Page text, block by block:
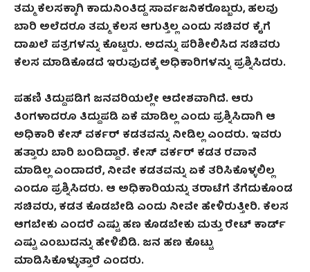
ತಮ್ಮ ಕೆಲಸಕ್ಕಾಗಿ ಕಾದುನಿಂತಿದ್ದ ಸಾರ್ವಜನಿಕರೊಬ್ಬರು, ಹಲವು
ಬಾರಿ ಅಲೆದರೂ ತಮ್ಮ ಕೆಲಸ ಆಗುತ್ತಿಲ್ಲ ಎಂದು ಸಚಿವರ ಕೈಗೆ
ದಾಖಲೆ ಪತ್ರಗಳನ್ನು ಕೊಟ್ಟರು. ಅದನ್ನು ಪರಿಶೀಲಿಸಿದ ಸಚಿವರು
ಕೆಲಸ ಮಾಡಿಕೊಡದೆ ಇರುವುದಕ್ಕೆ ಅಧಿಕಾರಿಗಳನ್ನು ಪ್ರಶ್ನಿಸಿದರು.
ಪಹಣಿ ತಿದ್ದುಪಡಿಗೆ ಜನವರಿಯಲ್ಲೇ ಆದೇಶವಾಗಿದೆ. ಆರು
ತಿಂಗಳಾದರೂ ತಿದ್ದುಪಡಿ ಏಕೆ ಮಾಡಿಲ್ಲ ಎಂದು ಪ್ರಶ್ನಿಸಿದಾಗಿ ಆ
ಅಧಿಕಾರಿ ಕೇಸ್ ವರ್ಕರ್ ಕಡತವನ್ನು ನೀಡಿಲ್ಲ ಎಂದರು. ಇವರು
ಹತ್ತಾರು ಬಾರಿ ಬಂದಿದ್ದಾರೆ. ಕೇಸ್ ವರ್ಕರ್ ಕಡತ ರವಾನೆ
ಮಾಡಿಲ್ಲ ಎಂದಾದರೆ, ನೀವೇ ಕಡತವನ್ನು ಏಕೆ ತರಿಸಿಕೊಳ್ಳಲಿಲ್ಲ
ಎಂದೂ ಪ್ರಶ್ನಿಸಿದರು. ಆ ಅಧಿಕಾರಿಯನ್ನು ತರಾಟೆಗೆ ತೆಗೆದುಕೊಂಡ
ಸಚಿವರು, ಕಡತ ಕೊಡಬೇಡಿ ಎಂದು ನೀವೇ ಹೇಳಿರುತ್ತೀರಿ. ಕೆಲಸ
ಆಗಬೇಕು ಎಂದರೆ ಎಷ್ಟು ಹಣ ಕೊಡಬೇಕು ಮತ್ತು ರೇಟ್ ಕಾರ್ಡ್
ಎಷ್ಟು ಎಂಬುದನ್ನು ಹೇಳಿಬಿಡಿ. ಜನ ಹಣ ಕೊಟ್ಟು
ಮಾಡಿಸಿಕೊಳ್ಳುತ್ತಾರೆ ಎಂದರು.